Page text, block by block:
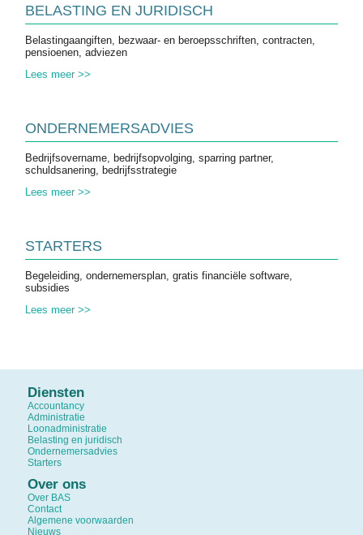
BELASTING EN JURIDISCH
Belastingaangiften, bezwaar- en beroepsschriften, contracten,
pensioenen, adviezen
Lees meer >>
ONDERNEMERSADVIES
Bedrijfsovername, bedrijfsopvolging, sparring partner,
schuldsanering, bedrijfsstrategie
Lees meer >>
STARTERS
Begeleiding, ondernemersplan, gratis financiële software,
subsidies
Lees meer >>
Diensten
Accountancy
Administratie
Loonadministratie
Belasting en juridisch
Ondernemersadvies
Starters
Over ons
Over BAS
Contact
Algemene voorwaarden
Nieuws